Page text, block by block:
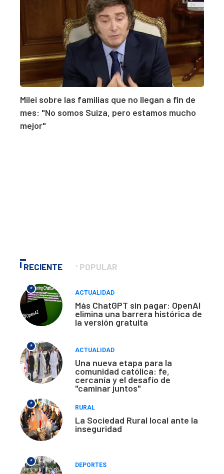
Milei sobre las familias que no llegan a fin de
mes: "No somos Suiza, pero estamos mucho
mejor"
RECIENTE POPULAR
*
ACTUALIDAD
Más ChatGPT sin pagar: OpenAI
elimina una barrera histórica de
la versión gratuita
*
ACTUALIDAD
Una nueva etapa para la
comunidad católica: fe,
cercanía y el desafío de
"caminar juntos"
*
RURAL
La Sociedad Rural local ante la
inseguridad
*
DEPORTES